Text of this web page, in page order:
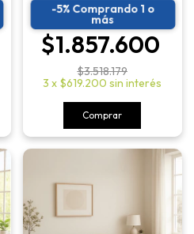
-5% Comprando 1 o
más
$1.857.600
$3.518.179
3 x $619.200 sin interés
Comprar